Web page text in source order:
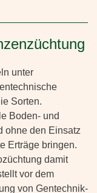
unter
Sorten.
Boden- und
ohne den Einsatz
Erträge bringen.
damit
vor dem
von Gentechnik-